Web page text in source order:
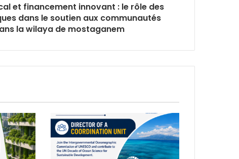
et financement innovant : le rôle des
dans le soutien aux communautés
la wilaya de mostaganem